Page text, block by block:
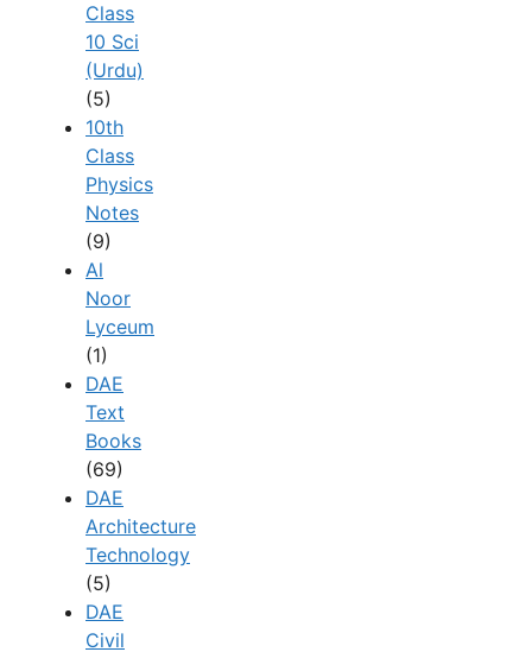
Class
10 Sci
(Urdu)
(5)
10th
Class
Physics
Notes
(9)
Al
Noor
Lyceum
(1)
DAE
Text
Books
(69)
DAE
Architecture
Technology
(5)
DAE
Civil